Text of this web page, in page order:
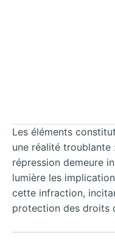
Les éléments
une réalité troublante
répression demeure
lumière les
cette infraction,
protection des droits